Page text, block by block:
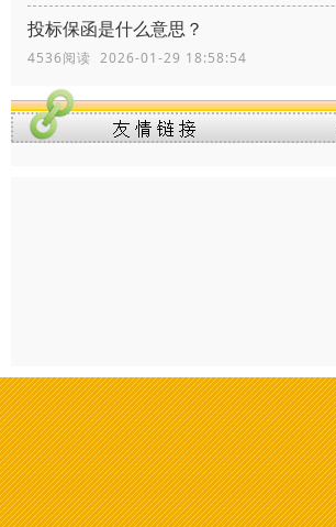
投标保函是什么意思？
4536阅读 2026-01-29 18:58:54